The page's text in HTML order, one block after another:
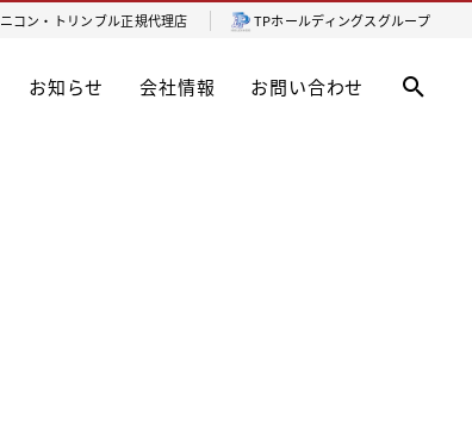
ニコン・トリンブル正規代理店 TPホールディングスグループ
お知らせ 会社情報 お問い合わせ